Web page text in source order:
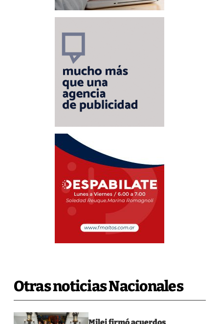
Otras noticias Nacionales
Milei firmó acuerdos